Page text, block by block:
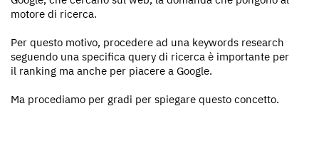
motore di ricerca.
Per questo motivo, procedere ad una keywords research
seguendo una specifica query di ricerca è importante per
il ranking ma anche per piacere a Google.
Ma procediamo per gradi per spiegare questo concetto.